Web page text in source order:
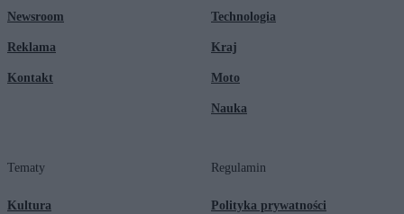
Newsroom
Reklama
Kontakt
Technologia
Kraj
Moto
Nauka
Tematy
Kultura
Regulamin
Polityka prywatności